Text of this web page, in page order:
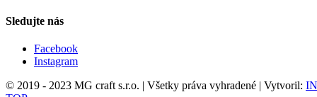
Sledujte nás
Facebook
Instagram
© 2019 - 2023 MG craft s.r.o. | Všetky práva vyhradené | Vytvoril: